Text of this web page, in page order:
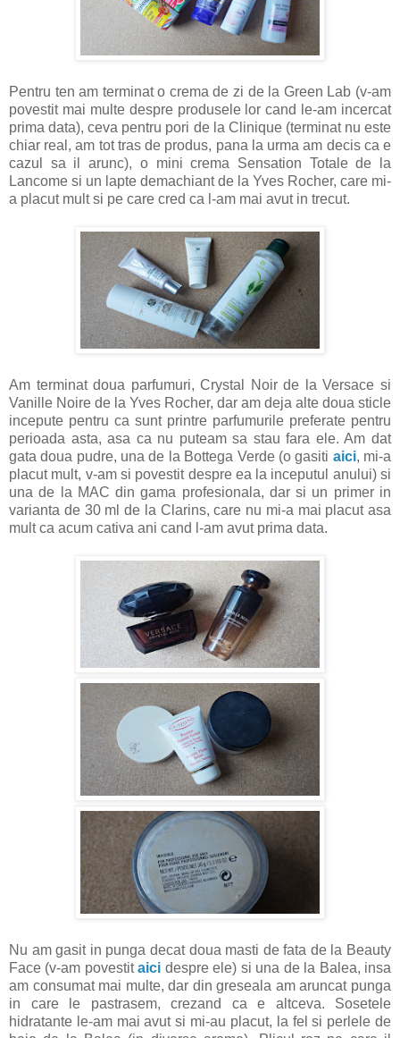
Pentru ten am terminat o crema de zi de la Green Lab (v-am
povestit mai multe despre produsele lor cand le-am incercat
prima data), ceva pentru pori de la Clinique (terminat nu este
chiar real, am tot tras de produs, pana la urma am decis ca e
cazul sa il arunc), o mini crema Sensation Totale de la
Lancome si un lapte demachiant de la Yves Rocher, care mi-
a placut mult si pe care cred ca l-am mai avut in trecut.
Am terminat doua parfumuri, Crystal Noir de la Versace si
Vanille Noire de la Yves Rocher, dar am deja alte doua sticle
incepute pentru ca sunt printre parfumurile preferate pentru
perioada asta, asa ca nu puteam sa stau fara ele. Am dat
gata doua pudre, una de la Bottega Verde (o gasiti aici, mi-a
placut mult, v-am si povestit despre ea la inceputul anului) si
una de la MAC din gama profesionala, dar si un primer in
varianta de 30 ml de la Clarins, care nu mi-a mai placut asa
mult ca acum cativa ani cand l-am avut prima data.
Nu am gasit in punga decat doua masti de fata de la Beauty
Face (v-am povestitaici despre ele) si una de la Balea, insa
am consumat mai multe, dar din greseala am aruncat punga
in care le pastrasem, crezand ca e altceva. Sosetele
hidratante le-am mai avut si mi-au placut, la fel si perlele de